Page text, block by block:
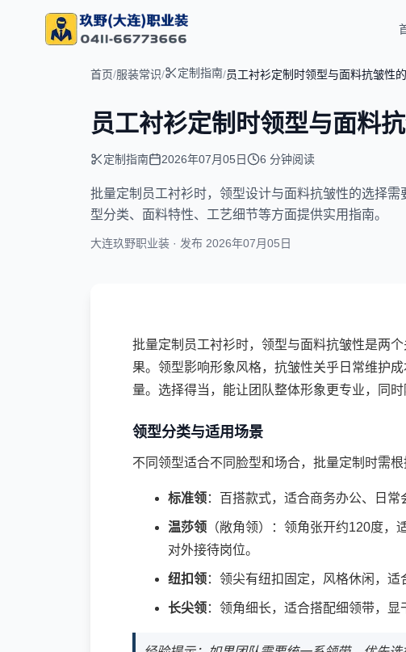
首页/服装常识/ 定制指南/员工衬衫定制时领型与面料抗皱性
员工衬衫定制时领型与面料
定制指南 2026年07月05日 6 分钟阅读
文章摘要：
批量定制员工衬衫时，领型设计与面料抗皱性的选择
型分类、面料特性、工艺细节等方面提供实用指南。
大连玖野职业装 · 发布 2026年07月05日
批量定制员工衬衫时，领型与面料抗皱性是两
果。领型影响形象风格，抗皱性关乎日常维护
量。选择得当，能让团队整体形象更专业，同时
领型分类与适用场景
不同领型适合不同脸型和场合，批量定制时需根
标准领：百搭款式，适合商务办公、日常
温莎领 （敞角领）：领角张开约120度
对外接待岗位。
纽扣领：领尖有纽扣固定，风格休闲，适
长尖领：领角细长，适合搭配细领带，显